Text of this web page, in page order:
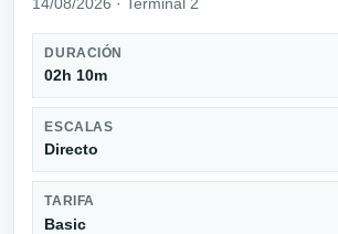
DURACIÓN
02h 10m
ESCALAS
Directo
TARIFA
Basic